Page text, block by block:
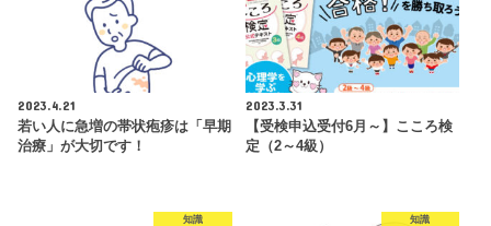
2023.4.21
若い人に急増の帯状疱疹は「早期
治療」が大切です！
2023.3.31
【受検申込受付6月～】こころ検
定（2～4級）
知識 知識